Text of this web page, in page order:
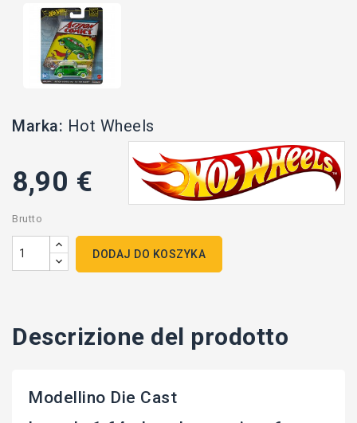
Marka: Hot Wheels
8,90 €
Brutto
DODAJ DO KOSZYKA
Descrizione del prodotto
Modellino Die Cast